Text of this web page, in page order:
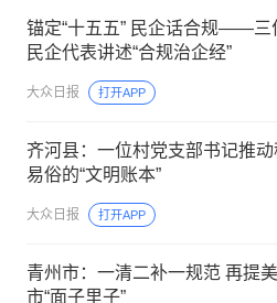
锚定“十五五” 民企话合规——三
民企代表讲述“合规治企经”
大众日报 打开APP
齐河县：一位村党支部书记推
易俗的“文明账本”
大众日报 打开APP
青州市：一清二补一规范 再提
市“面子里子”